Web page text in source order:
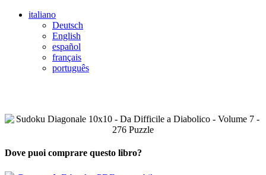
italiano
Deutsch
English
español
français
português
Dove puoi comprare questo libro?